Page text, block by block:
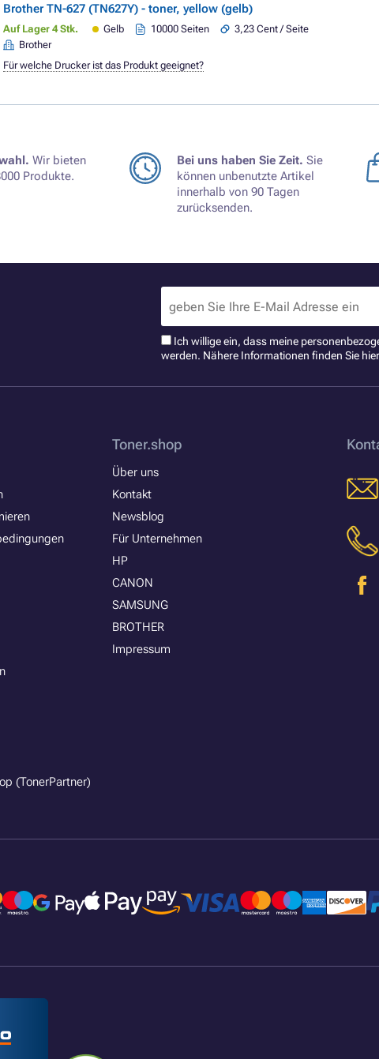
Brother TN-627 (TN627Y) - toner, yellow (gelb)
Auf Lager 4 Stk. Gelb 10000 Seiten
3,23 Cent / Seite
Brother
Für welche Drucker ist das Produkt geeignet?
Wir bieten
Produkte.
Bei uns haben Sie Zeit. Sie
können unbenutzte Artikel
innerhalb von 90 Tagen
zurücksenden.
Ich willige ein, dass meine
werden. Nähere Informationen finden Sie hier
(TonerPartner)
Toner.shop
Über uns
Kontakt
Newsblog
Für Unternehmen
HP
CANON
SAMSUNG
BROTHER
Impressum